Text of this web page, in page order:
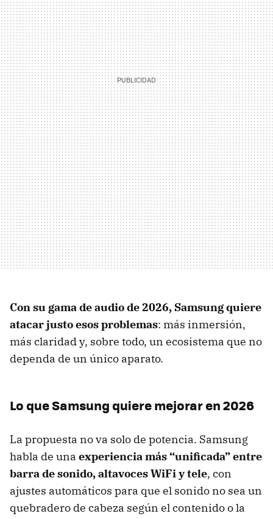
Con su gama de audio de 2026, Samsung quiere
atacar justo esos problemas: más inmersión,
más claridad y, sobre todo, un ecosistema que no
dependa de un único aparato.
Lo que Samsung quiere mejorar en 2026
La propuesta no va solo de potencia. Samsung
habla de una experiencia más “unificada” entre
barra de sonido, altavoces WiFi y tele, con
ajustes automáticos para que el sonido no sea un
quebradero de cabeza según el contenido o la